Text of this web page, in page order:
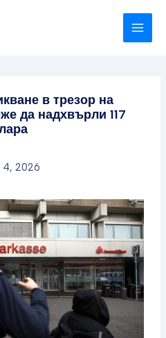
в трезор на
да надхвърли 117
4, 2026